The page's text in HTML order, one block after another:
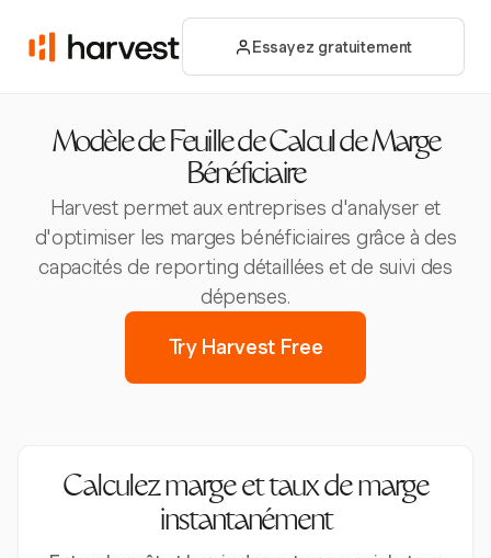
Essayez gratuitement
Modèle de Feuille de Calcul de Marge
Bénéficiaire
Harvest permet aux entreprises d'analyser et
d'optimiser les marges bénéficiaires grâce à des
capacités de reporting détaillées et de suivi des
dépenses.
Try Harvest Free
Calculez marge et taux de marge
instantanément